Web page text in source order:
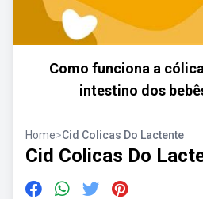
Como funciona a
intestino dos
Home>Cid Colicas Do Lactente
Cid Colicas Do